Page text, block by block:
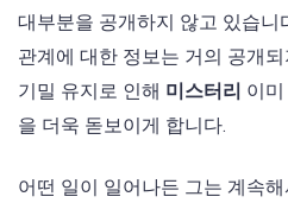
대부분을 공개하지 않고 있습니
관계에 대한 정보는 거의 공개
기밀 유지로 인해 미스터리 이
을 더욱 돋보이게 합니다.
어떤 일이 일어나든 그는 계속